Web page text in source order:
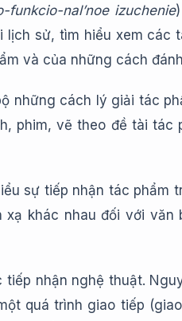
funkcio-nal’noe izuchenie
sử, tìm hiểu xem
và của những cách
những cách lý giải tác
phim, vẽ theo đề tài
sự tiếp nhận tác phẩm
khác nhau đối với
nhận nghệ thuật.
quá trình giao tiếp